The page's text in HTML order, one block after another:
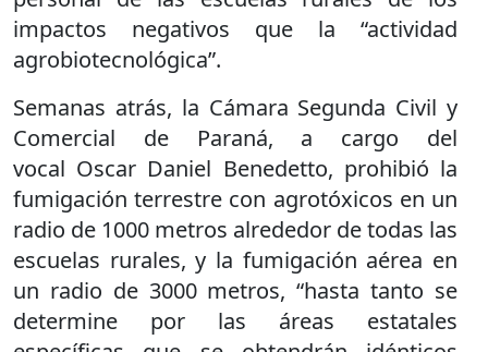
impactos negativos que la “actividad
agrobiotecnológica”.
Semanas atrás, la Cámara Segunda Civil y
Comercial de Paraná, a cargo del
vocal Oscar Daniel Benedetto, prohibió la
fumigación terrestre con agrotóxicos en un
radio de 1000 metros alrededor de todas las
escuelas rurales, y la fumigación aérea en
un radio de 3000 metros, “hasta tanto se
determine por las áreas estatales